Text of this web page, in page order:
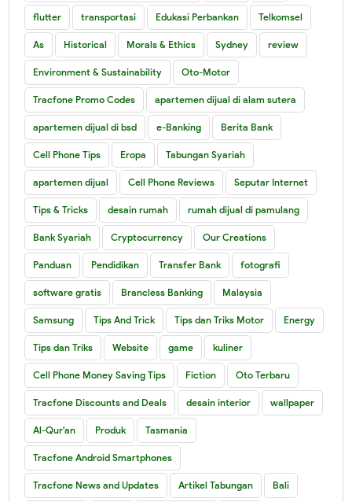
flutter transportasi Edukasi Perbankan Telkomsel
As Historical Morals & Ethics Sydney review
Environment & Sustainability Oto-Motor
Tracfone Promo Codes apartemen dijual di alam sutera
apartemen dijual di bsd e-Banking Berita Bank
Cell Phone Tips Eropa Tabungan Syariah
apartemen dijual Cell Phone Reviews Seputar Internet
Tips & Tricks desain rumah rumah dijual di pamulang
Bank Syariah Cryptocurrency Our Creations
Panduan Pendidikan Transfer Bank fotografi
software gratis Brancless Banking Malaysia
Samsung Tips And Trick Tips dan Triks Motor Energy
Tips dan Triks Website game kuliner
Cell Phone Money Saving Tips Fiction Oto Terbaru
Tracfone Discounts and Deals desain interior wallpaper
Al-Qur'an Produk Tasmania
Tracfone Android Smartphones
Tracfone News and Updates Artikel Tabungan Bali